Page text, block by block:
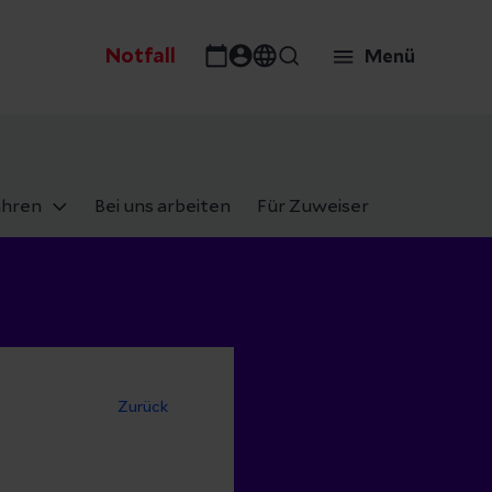
Notfall Menü
Bei uns arbeiten Für Zuweiser
Zurück